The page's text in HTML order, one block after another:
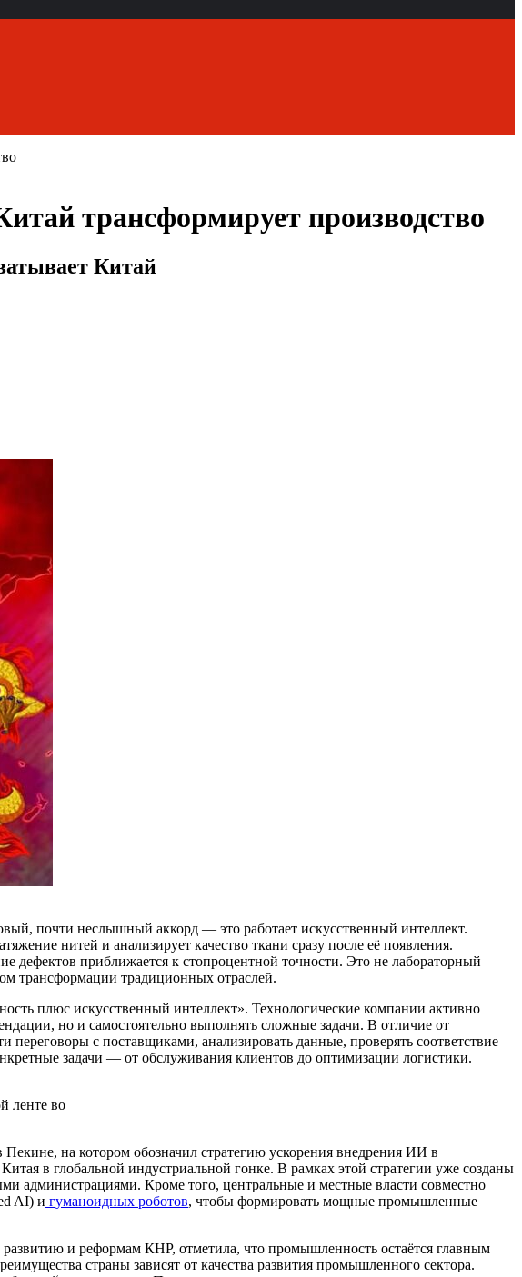
трансформирует производство
Китай
почти неслышный аккорд — это работает искусственный интеллект.
нитей и анализирует качество ткани сразу после её появления.
дефектов приближается к стопроцентной точности. Это не лабораторный
трансформации традиционных отраслей.
плюс искусственный интеллект». Технологические компании активно
но и самостоятельно выполнять сложные задачи. В отличие от
с поставщиками, анализировать данные, проверять соответствие
задачи — от обслуживания клиентов до оптимизации логистики.
ленте во
на котором обозначил стратегию ускорения внедрения ИИ в
в глобальной индустриальной гонке. В рамках этой стратегии уже созданы
администрациями. Кроме того, центральные и местные власти совместно
AI) и гуманоидных роботов, чтобы формировать мощные промышленные
и реформам КНР, отметила, что промышленность остаётся главным
страны зависят от качества развития промышленного сектора.